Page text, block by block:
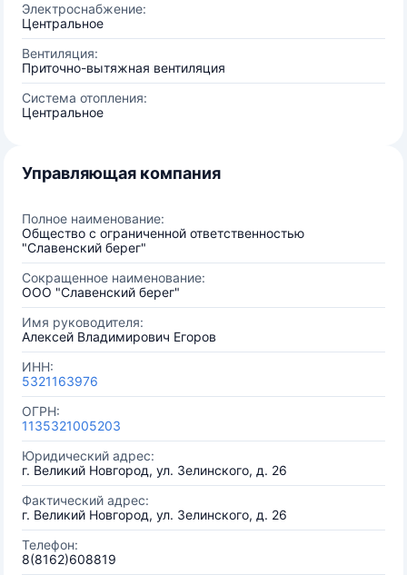
Электроснабжение:
Центральное
Вентиляция:
Приточно-вытяжная вентиляция
Система отопления:
Центральное
Управляющая компания
Полное наименование:
Общество с ограниченной ответственностью
"Славенский берег"
Сокращенное наименование:
ООО "Славенский берег"
Имя руководителя:
Алексей Владимирович Егоров
ИНН:
5321163976
ОГРН:
1135321005203
Юридический адрес:
г. Великий Новгород, ул. Зелинского, д. 26
Фактический адрес:
г. Великий Новгород, ул. Зелинского, д. 26
Телефон:
8(8162)608819